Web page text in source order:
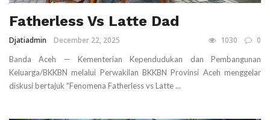
Fatherless Vs Latte Dad
Djatiadmin December 22, 2025 1030 0
Banda Aceh — Kementerian Kependudukan dan Pembangunan
Keluarga/BKKBN melalui Perwakilan BKKBN Provinsi Aceh menggelar
diskusi bertajuk “Fenomena Fatherless vs Latte ...